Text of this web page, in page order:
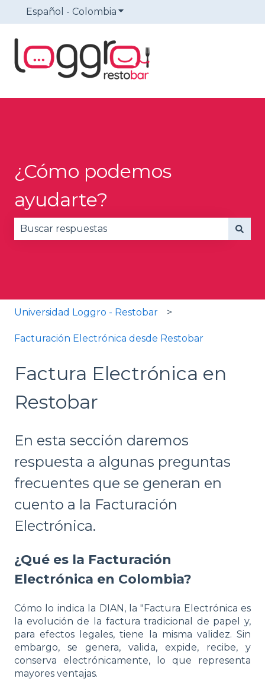
Español - Colombia Traducciones de Mostrar
¿Cómo podemos
ayudarte?
Universidad Loggro - Restobar
Facturación Electrónica desde Restobar
Factura Electrónica en
Restobar
En esta sección daremos
respuesta a algunas preguntas
frecuentes que se generan en
cuento a la Facturación
Electrónica.
¿Qué es la Facturación
Electrónica en Colombia?
Cómo lo indica la DIAN, la "Factura Electrónica es
la evolución de la factura tradicional de papel y,
para efectos legales, tiene la misma validez. Sin
embargo, se genera, valida, expide, recibe, y
conserva electrónicamente, lo que representa
mayores ventajas.